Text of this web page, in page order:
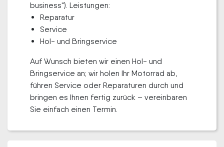
business"). Leistungen:
Reparatur
Service
Hol- und Bringservice
Auf Wunsch bieten wir einen Hol- und
Bringservice an; wir holen Ihr Motorrad ab,
führen Service oder Reparaturen durch und
bringen es Ihnen fertig zurück – vereinbaren
Sie einfach einen Termin.